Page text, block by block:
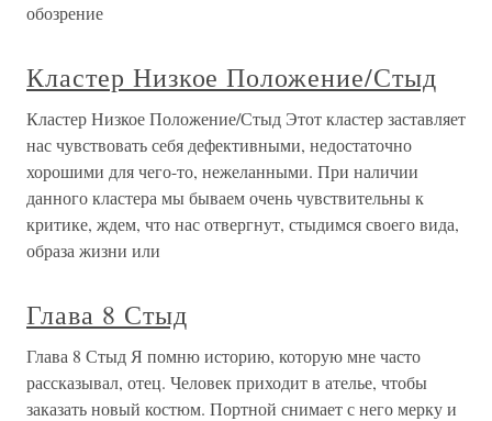
обозрение
Кластер Низкое Положение/Стыд
Кластер Низкое Положение/Стыд Этот кластер заставляет
нас чувствовать себя дефективными, недостаточно
хорошими для чего-то, нежеланными. При наличии
данного кластера мы бываем очень чувствительны к
критике, ждем, что нас отвергнут, стыдимся своего вида,
образа жизни или
Глава 8 Стыд
Глава 8 Стыд Я помню историю, которую мне часто
рассказывал, отец. Человек приходит в ателье, чтобы
заказать новый костюм. Портной снимает с него мерку и